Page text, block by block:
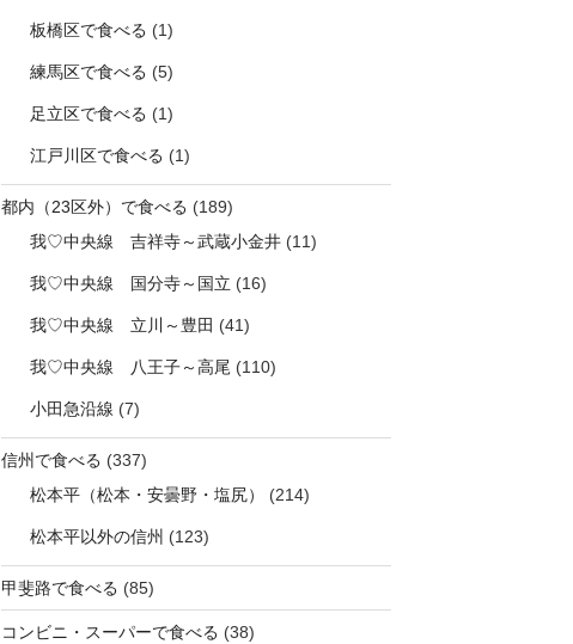
板橋区で食べる (1)
練馬区で食べる (5)
足立区で食べる (1)
江戸川区で食べる (1)
都内（23区外）で食べる (189)
我♡中央線 吉祥寺～武蔵小金井 (11)
我♡中央線 国分寺～国立 (16)
我♡中央線 立川～豊田 (41)
我♡中央線 八王子～高尾 (110)
小田急沿線 (7)
信州で食べる (337)
松本平（松本・安曇野・塩尻）
(214)
松本平以外の信州 (123)
甲斐路で食べる (85)
コンビニ・スーパーで食べる (38)